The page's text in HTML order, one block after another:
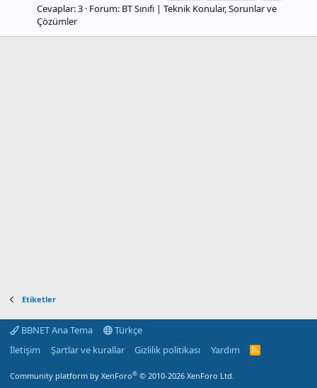
Cevaplar: 3 Forum: BT Sınıfı | Teknik Konular, Sorunlar ve
Çözümler
Etiketler
BBNET Ana Tema
Türkçe
İletişim
Şartlar ve kurallar Gizlilik politikası Yardım
R
Community platform by XenForo® © 2010-2026 XenForo Ltd.